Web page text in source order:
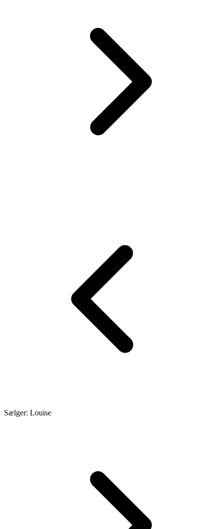
Sælger: Louise